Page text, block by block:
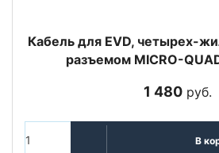
Кабель для EVD, четырех-
разъемом MICRO-
1 480 руб.
В